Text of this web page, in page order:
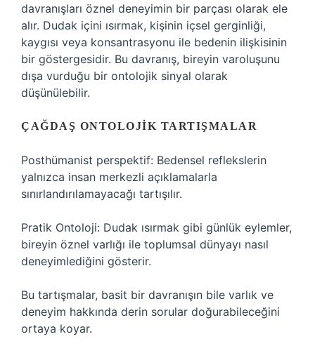
davranışları öznel deneyimin bir parçası olarak ele
alır. Dudak içini ısırmak, kişinin içsel gerginliği,
kaygısı veya konsantrasyonu ile bedenin ilişkisinin
bir göstergesidir. Bu davranış, bireyin varoluşunu
dışa vurduğu bir ontolojik sinyal olarak
düşünülebilir.
ÇAĞDAŞ ONTOLOJIK TARTIŞMALAR
Posthümanist perspektif: Bedensel reflekslerin
yalnızca insan merkezli açıklamalarla
sınırlandırılamayacağı tartışılır.
Pratik Ontoloji: Dudak ısırmak gibi günlük eylemler,
bireyin öznel varlığı ile toplumsal dünyayı nasıl
deneyimlediğini gösterir.
Bu tartışmalar, basit bir davranışın bile varlık ve
deneyim hakkında derin sorular doğurabileceğini
ortaya koyar.